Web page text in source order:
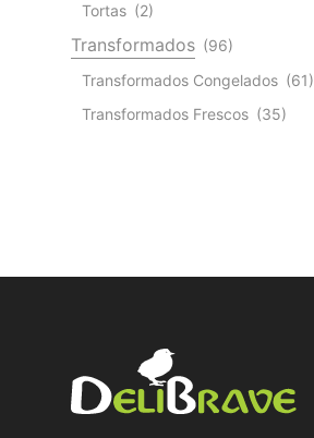
Tortas (2)
Transformados (96)
Transformados Congelados (61)
Transformados Frescos (35)